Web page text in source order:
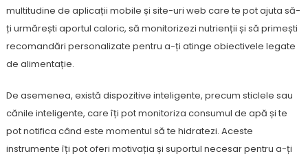
multitudine de aplicații mobile și site-uri web care te pot ajuta să-
ți urmărești aportul caloric, să monitorizezi nutrienții și să primești
recomandări personalizate pentru a-ți atinge obiectivele legate
de alimentație.
De asemenea, există dispozitive inteligente, precum sticlele sau
cănile inteligente, care îți pot monitoriza consumul de apă și te
pot notifica când este momentul să te hidratezi. Aceste
instrumente îți pot oferi motivația și suportul necesar pentru a-ți